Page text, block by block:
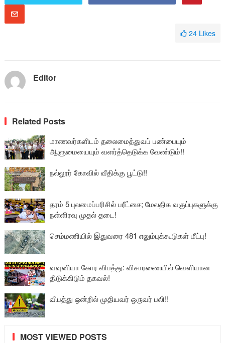
24 Likes
Editor
Related Posts
மாணவர்களிடம் தலைமைத்துவப் பண்பையும்
ஆளுமையையும் வளர்த்தெடுக்க வேண்டும்!!
நல்லூர் கோவில் வீதிக்கு பூட்டு!!
தரம் 5 புலமைப்பரிசில் பரீட்சை; மேலதிக வகுப்புகளுக்கு
நள்ளிரவு முதல் தடை!
செம்மணியில் இதுவரை 481 எலும்புக்கூடுகள் மீட்பு!
வவுனியா கோர விபத்து: விசாரணையில் வௌியான
திடுக்கிடும் தகவல்!
விபத்து ஒன்றில் முதியவர் ஒருவர் பலி!!
MOST VIEWED POSTS